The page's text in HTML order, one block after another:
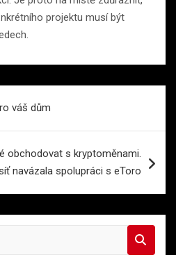
projektu musí být
váš dům
obchodovat s kryptoměnami.
navázala spolupráci s eToro